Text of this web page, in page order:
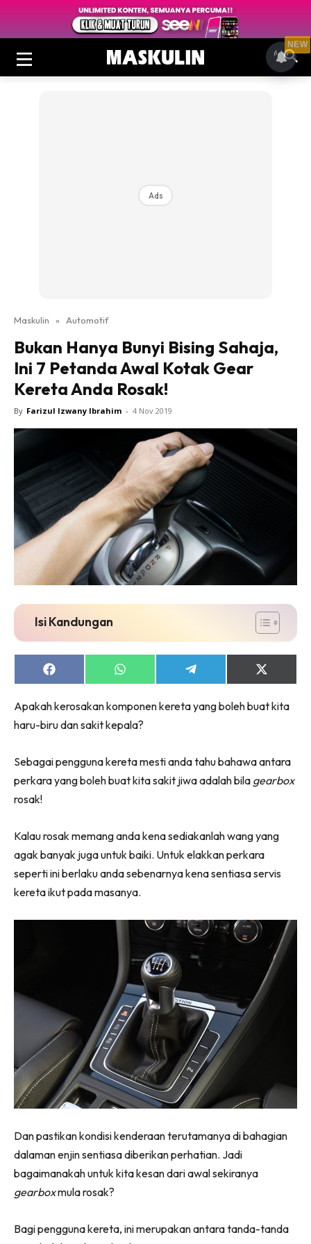
Ads
Maskulin » Automotif
Bukan Hanya Bunyi Bising Sahaja,
Ini 7 Petanda Awal Kotak Gear
Kereta Anda Rosak!
By Farizul Izwany Ibrahim - 4 Nov 2019
Isi Kandungan
Share
on
Share
on
Share
on
Share
on
(Twitter)
Apakah kerosakan komponen kereta yang boleh buat kita
haru-biru dan sakit kepala?
Sebagai pengguna kereta mesti anda tahu bahawa antara
perkara yang boleh buat kita sakit jiwa adalah bila gearbox
rosak!
Kalau rosak memang anda kena sediakanlah wang yang
agak banyak juga untuk baiki. Untuk elakkan perkara
seperti ini berlaku anda sebenarnya kena sentiasa servis
kereta ikut pada masanya.
Dan pastikan kondisi kenderaan terutamanya di bahagian
dalaman enjin sentiasa diberikan perhatian. Jadi
bagaimanakah untuk kita kesan dari awal sekiranya
gearboxmula rosak?
Bagi pengguna kereta, ini merupakan antara tanda-tanda
NEW